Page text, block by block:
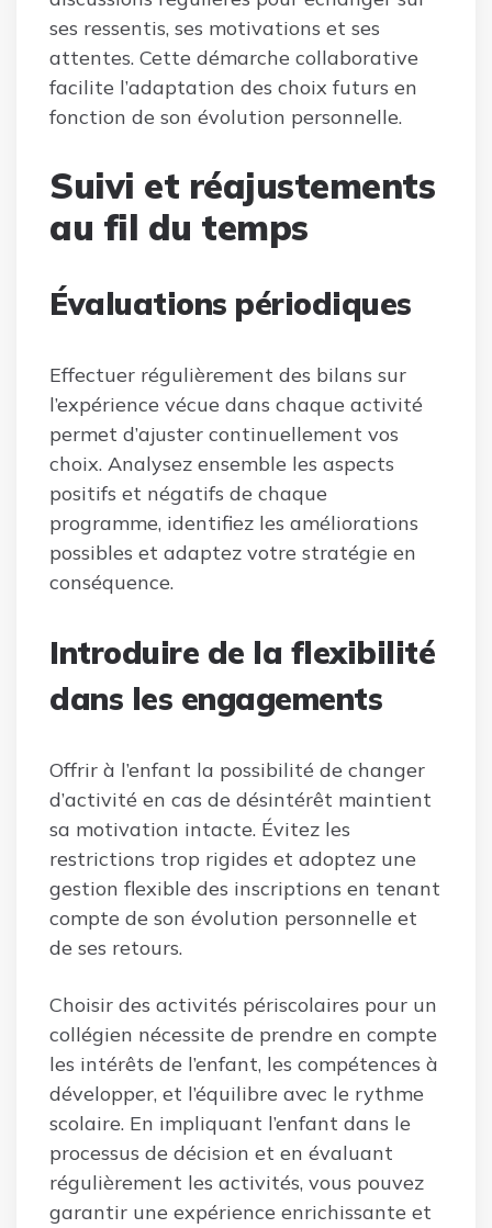
ses ressentis, ses motivations et ses
attentes. Cette démarche collaborative
facilite l’adaptation des choix futurs en
fonction de son évolution personnelle.
Suivi et réajustements
au fil du temps
Évaluations périodiques
Effectuer régulièrement des bilans sur
l’expérience vécue dans chaque activité
permet d’ajuster continuellement vos
choix. Analysez ensemble les aspects
positifs et négatifs de chaque
programme, identifiez les améliorations
possibles et adaptez votre stratégie en
conséquence.
Introduire de la flexibilité
dans les engagements
Offrir à l’enfant la possibilité de changer
d’activité en cas de désintérêt maintient
sa motivation intacte. Évitez les
restrictions trop rigides et adoptez une
gestion flexible des inscriptions en tenant
compte de son évolution personnelle et
de ses retours.
Choisir des activités périscolaires pour un
collégien nécessite de prendre en compte
les intérêts de l’enfant, les compétences à
développer, et l’équilibre avec le rythme
scolaire. En impliquant l’enfant dans le
processus de décision et en évaluant
régulièrement les activités, vous pouvez
garantir une expérience enrichissante et